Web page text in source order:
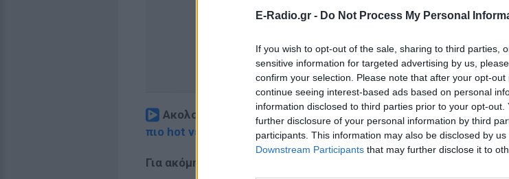
E-Radio.gr - Do Not Process My Personal
If you wish to opt-out of the sale, sharing to third parties,
sensitive information for targeted advertising by us,
confirm your selection. Please note that after your opt-
continue seeing interest-based ads based on personal
information disclosed to third parties prior to your opt-
further disclosure of your personal information by third
participants. This information may also be disclosed by
Downstream Participants that may further disclose it to
Ακολουθήστε το E-Radio.gr στο Google News και μάθετε
πιο hot νέα
Για ακόμη περισσότερα